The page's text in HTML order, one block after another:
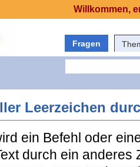
Fragen
Leerzeichen
ein Befehl oder
durch ein anderes
Willkommen,